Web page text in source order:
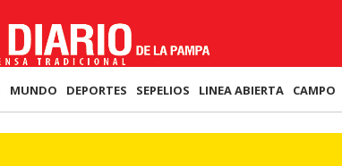
MUNDO DEPORTES SEPELIOS LINEA ABIERTA CAMPO